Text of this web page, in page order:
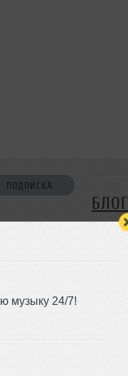
музыку 24/7!
ПОДПИСКА
БЛОГ